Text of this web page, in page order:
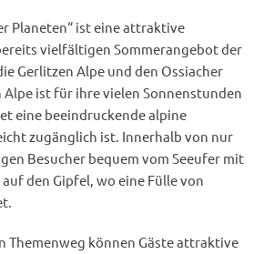
Planeten“ ist eine attraktive
vielfältigen Sommerangebot der
Gerlitzen Alpe und den Ossiacher
Alpe ist für ihre vielen Sonnenstunden
eine beeindruckende alpine
zugänglich ist. Innerhalb von nur
Besucher bequem vom Seeufer mit
den Gipfel, wo eine Fülle von
Themenweg können Gäste attraktive